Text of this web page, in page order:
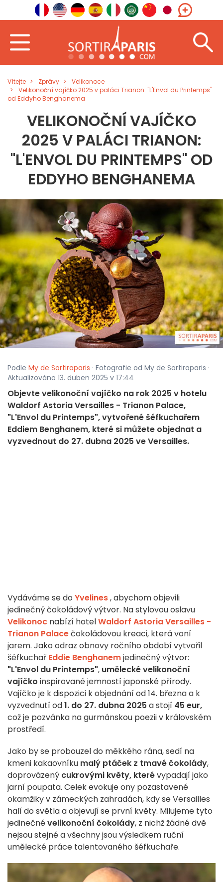
Vítejte Zprávy
Velikonoce
Velikonoční vajíčko 2025 v paláci Trianon: "L'Envol du Printemps"
od Eddyho Benghanema
VELIKONOČNÍ VAJÍČKO
2025 V PALÁCI TRIANON:
"L'ENVOL DU PRINTEMPS" OD
EDDYHO BENGHANEMA
Podle My de Sortiraparis · Fotografie od My de Sortiraparis ·
Aktualizováno 13. duben 2025 v 17:44
Objevte velikonoční vajíčko na rok 2025 v hotelu
Waldorf Astoria Versailles - Trianon Palace,
"L'Envol du Printemps", vytvořené šéfkuchařem
Eddiem Benghanem, které si můžete objednat a
vyzvednout do 27. dubna 2025 ve Versailles.
Vydáváme se do Yvelines, abychom objevili
jedinečný čokoládový výtvor. Na stylovou oslavu
Velikonoc nabízí hotelWaldorf Astoria Versailles -
Trianon Palacečokoládovou kreaci, která voní
jarem. Jako odraz obnovy ročního období vytvořil
šéfkuchař Eddie Benghanemjedinečný výtvor:
"L'Envol du Printemps", umělecké velikonoční
vajíčko inspirované jemností japonské přírody.
Vajíčko je k dispozici k objednání od 14. března a k
vyzvednutí od1. do 27. dubna 2025 a stojí 45 eur,
což je pozvánka na gurmánskou poezii v královském
prostředí.
Jako by se probouzel do měkkého rána, sedí na
kmeni kakaovníku malý ptáček z tmavé čokolády,
doprovázený cukrovými květy, kterévypadají jako
jarní poupata. Celek evokuje ony pozastavené
okamžiky v zámeckých zahradách, kdy se Versailles
halí do světla a objevují se první květy. Milujeme tyto
jedinečnévelikonoční čokolády, z nichž žádné dvě
nejsou stejné a všechny jsou výsledkem ruční
umělecké práce talentovaného šéfkuchaře.